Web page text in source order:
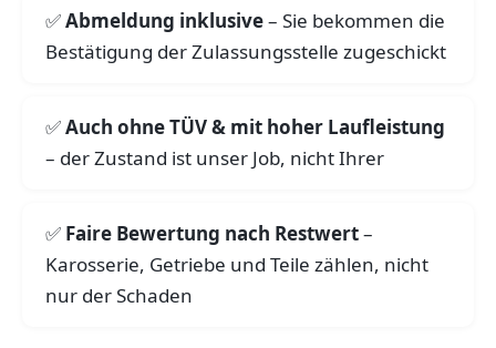
Abmeldung inklusive– Sie bekommen die
Bestätigung der Zulassungsstelle zugeschickt
Auch ohne TÜV & mit hoher Laufleistung
– der Zustand ist unser Job, nicht Ihrer
Faire Bewertung nach Restwert–
Karosserie, Getriebe und Teile zählen, nicht
nur der Schaden